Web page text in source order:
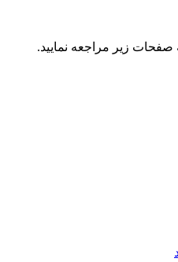
زیر مراجعه نمایید.